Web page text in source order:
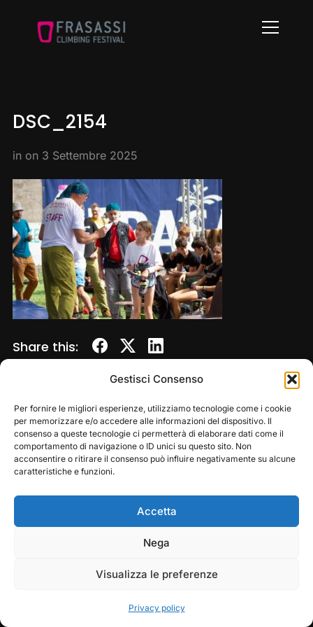
Gestisci Consenso
Per fornire le migliori esperienze, utilizziamo tecnologie come i cookie
per memorizzare e/o accedere alle informazioni del dispositivo. Il
consenso a queste tecnologie ci permetterà di elaborare dati come il
comportamento di navigazione o ID unici su questo sito. Non
acconsentire o ritirare il consenso può influire negativamente su alcune
caratteristiche e funzioni.
Accetta
Nega
Visualizza le preferenze
Privacy policy
Info
DSC_2154
in on 3 Settembre 2025
Share this:
Copyright © 2026 — Frasassi Climbing Festival. All
Rights Reserved